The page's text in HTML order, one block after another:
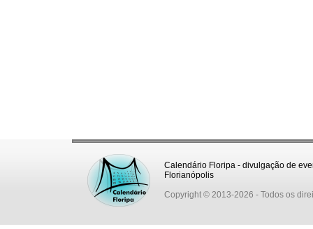
Calendário Floripa - divulgação de
Florianópolis
Copyright © 2013-2026 - Todos os